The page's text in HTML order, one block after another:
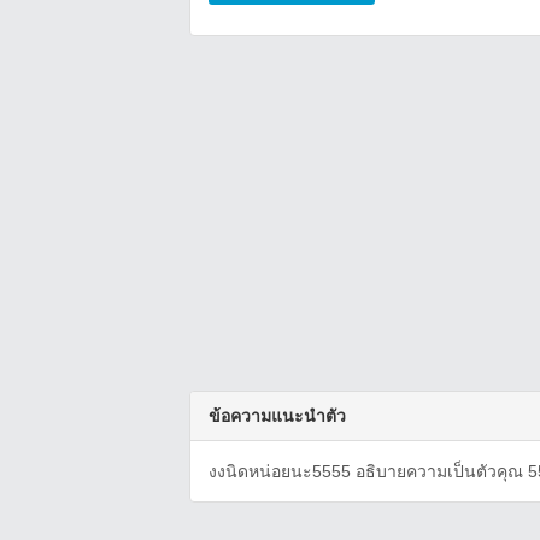
ข้อความแนะนำตัว
งงนิดหน่อยนะ5555 อธิบายความเป็นตัวคุณ